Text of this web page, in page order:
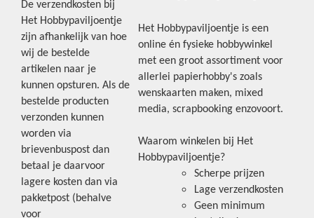
De verzendkosten bij
Het Hobbypaviljoentje
zijn afhankelijk van hoe
wij de bestelde
artikelen naar je
kunnen opsturen. Als de
bestelde producten
verzonden kunnen
worden via
brievenbuspost dan
betaal je daarvoor
lagere kosten dan via
pakketpost (behalve
voor
Het Hobbypaviljoentje is een
online én fysieke hobbywinkel
met een groot assortiment voor
allerlei papierhobby's zoals
wenskaarten maken, mixed
media, scrapbooking enzovoort.
Waarom winkelen bij Het
Hobbypaviljoentje?
Scherpe prijzen
Lage verzendkosten
Geen minimum